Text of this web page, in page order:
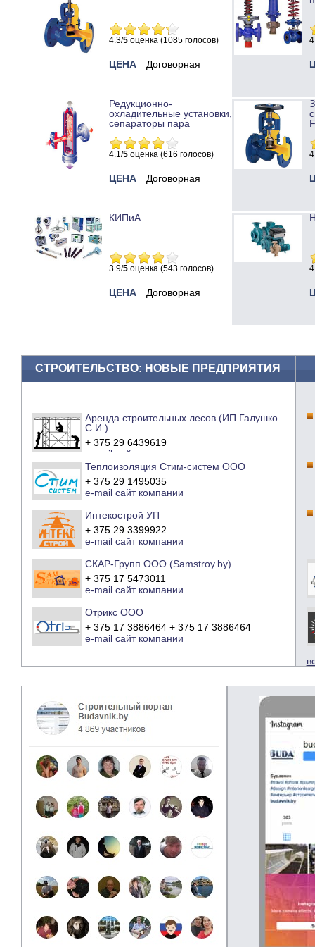
4.3/5 оценка (1085 голосов)
ЦЕНА Договорная
Редукционно-
охладительные установки,
сепараторы пара
4.1/5 оценка (616 голосов)
ЦЕНА Договорная
КИПиА
3.9/5 оценка (543 голосов)
ЦЕНА Договорная
СТРОИТЕЛЬСТВО: НОВЫЕ ПРЕДПРИЯТИЯ
Аренда строительных лесов (ИП Галушко
С.И.)
+ 375 29 6439619
e-mail
сайт компании
Теплоизоляция Стим-систем ООО
+ 375 29 1495035
e-mail сайт компании
Интекострой УП
+ 375 29 3399922
e-mail сайт компании
СКАР-Групп ООО (Samstroy.by)
+ 375 17 5473011
e-mail сайт компании
Отрикс ООО
+ 375 17 3886464 + 375 17 3886464
e-mail сайт компании